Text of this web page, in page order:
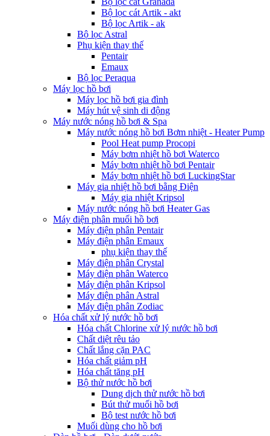
Bộ lọc cát Artik - akt
Bộ lọc Artik - ak
Bộ lọc Astral
Phụ kiện thay thế
Pentair
Emaux
Bộ lọc Peraqua
Máy lọc hồ bơi
Máy lọc hồ bơi gia đình
Máy hút vệ sinh di động
Máy nước nóng hồ bơi & Spa
Máy nước nóng hồ bơi Bơm nhiệt - Heater Pump
Pool Heat pump Procopi
Máy bơm nhiệt hồ bơi Waterco
Máy bơm nhiệt hồ bơi Pentair
Máy bơm nhiệt hồ bơi LuckingStar
Máy gia nhiệt hồ bơi bằng Điện
Máy gia nhiệt Kripsol
Máy nước nóng hồ bơi Heater Gas
Máy điện phân muối hồ bơi
Máy điện phân Pentair
Máy điện phân Emaux
phụ kiện thay thế
Máy điện phân Crystal
Máy điện phân Waterco
Máy điện phân Kripsol
Máy điện phân Astral
Máy điện phân Zodiac
Hóa chất xử lý nước hồ bơi
Hóa chất Chlorine xử lý nước hồ bơi
Chất diệt rêu tảo
Chất lắng cặn PAC
Hóa chất giảm pH
Hóa chất tăng pH
Bộ thử nước hồ bơi
Dung dịch thử nước hồ bơi
Bút thử muối hồ bơi
Bộ test nước hồ bơi
Muối dùng cho hồ bơi